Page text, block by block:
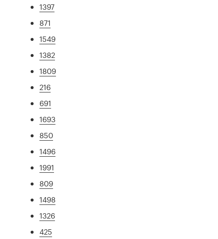
1397
871
1549
1382
1809
216
691
1693
850
1496
1991
809
1498
1326
425